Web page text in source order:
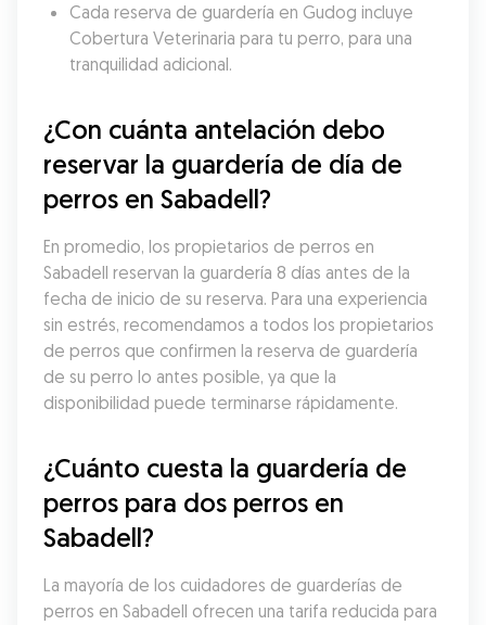
Cada reserva de guardería en Gudog incluye
Cobertura Veterinaria para tu perro, para una
tranquilidad adicional.
¿Con cuánta antelación debo
reservar la guardería de día de
perros en Sabadell?
En promedio, los propietarios de perros en
Sabadell reservan la guardería 8 días antes de la
fecha de inicio de su reserva. Para una experiencia
sin estrés, recomendamos a todos los propietarios
de perros que confirmen la reserva de guardería
de su perro lo antes posible, ya que la
disponibilidad puede terminarse rápidamente.
¿Cuánto cuesta la guardería de
perros para dos perros en
Sabadell?
La mayoría de los cuidadores de guarderías de
perros en Sabadell ofrecen una tarifa reducida para